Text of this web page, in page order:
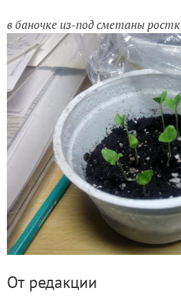
в баночке из-под сметаны
От редакции